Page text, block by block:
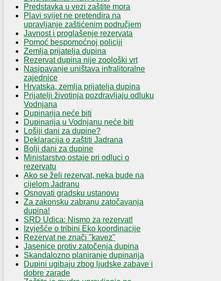
Predstavka u vezi zaštite mora
Plavi svijet ne pretendira na
upravljanje zaštićenim područjem
Javnost i proglašenje rezervata
Pomoć bespomoćnoj policiji
Zemlja prijatelja dupina
Rezervat dupina nije zoološki vrt
Nasipavanje uništava infralitoralne
zajednice
Hrvatska, zemlja prijatelja dupina
Prijatelji životinja pozdravljaju odluku
Vodnjana
Dupinarija neće biti
Dupinarija u Vodnjanu neće biti
Lošiji dani za dupine?
Deklaracija o zaštiti Jadrana
Bolji dani za dupine
Ministarstvo ostaje pri odluci o
rezervatu
Ako se želi rezervat, neka bude na
cijelom Jadranu
Osnovati gradsku ustanovu
Za zakonsku zabranu zatočavanja
dupina!
SRD Udica: Nismo za rezervat!
Izvješće o tribini Eko koordinacije
Rezervat ne znači "kavez"
Jasenice protiv zatočenja dupina
Skandalozno planiranje dupinarija
Dupini ugibaju zbog ljudske zabave i
dobre zarade